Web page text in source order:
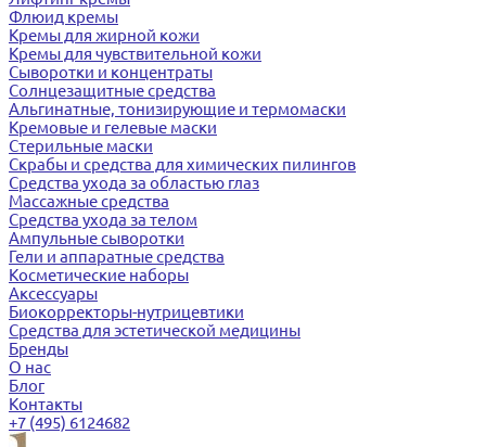
Флюид кремы
Кремы для жирной кожи
Кремы для чувствительной кожи
Сыворотки и концентраты
Солнцезащитные средства
Альгинатные, тонизирующие и термомаски
Кремовые и гелевые маски
Стерильные маски
Скрабы и средства для химических пилингов
Средства ухода за областью глаз
Массажные средства
Средства ухода за телом
Ампульные сыворотки
Гели и аппаратные средства
Косметические наборы
Аксессуары
Биокорректоры-нутрицевтики
Средства для эстетической медицины
Бренды
О нас
Блог
Контакты
+7 (495) 6124682